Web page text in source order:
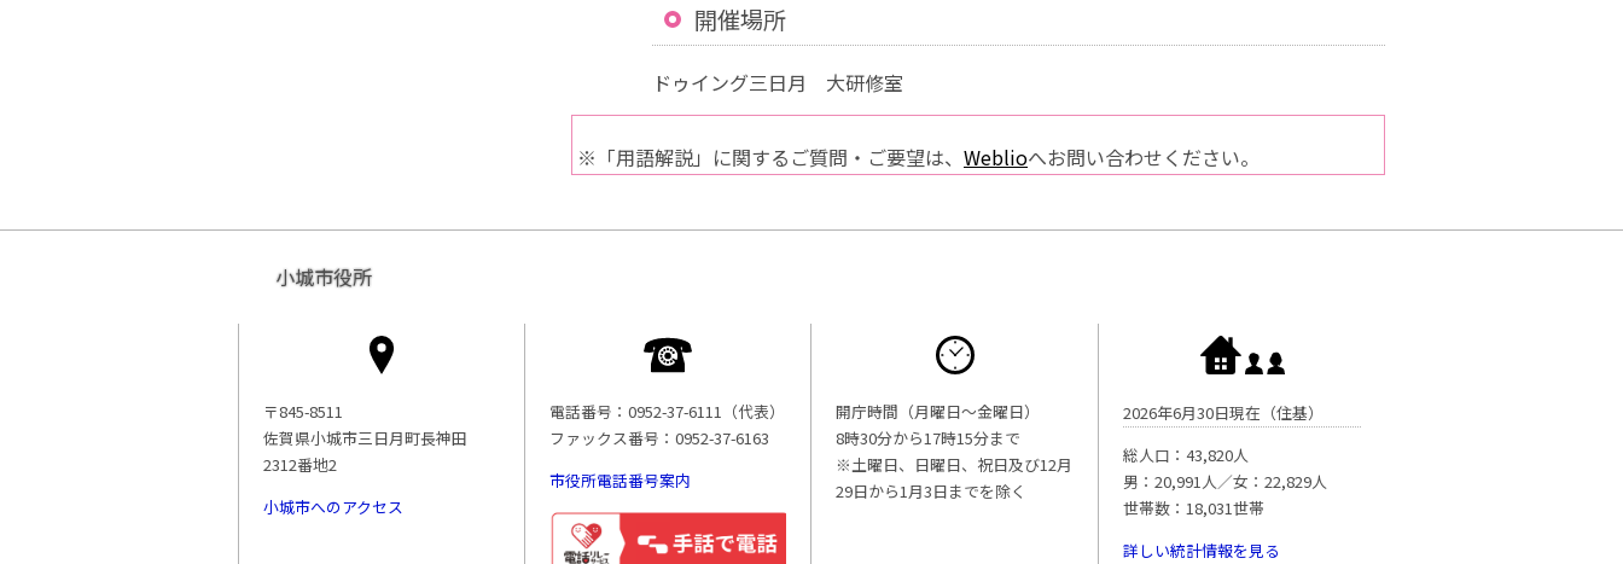
開催場所
ドゥイング三日月 大研修室
※「用語解説」に関するご質問・ご要望は、 Weblioへお問い合わせください。
小城市役所
〒845-8511
佐賀県小城市三日月町長神田
2312番地2
小城市へのアクセス
電話番号：0952-37-6111（代表）
ファックス番号：0952-37-6163
市役所電話番号案内
開庁時間（月曜日〜金曜日）
8時30分から17時15分まで
※土曜日、日曜日、祝日及び12月
29日から1月3日までを除く
2026年6月30日現在（住基）
総人口：43,820人
男：20,991人／女：22,829人
世帯数：18,031世帯
詳しい統計情報を見る